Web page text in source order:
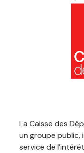
La Caisse des
un groupe public,
service de